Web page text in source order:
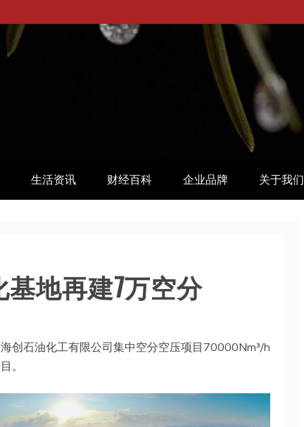
生活资讯 财经百科 企业品牌 关于我们
地再建7万空分
创石油化工有限公司集中空分空压项目70000Nm³/h
。